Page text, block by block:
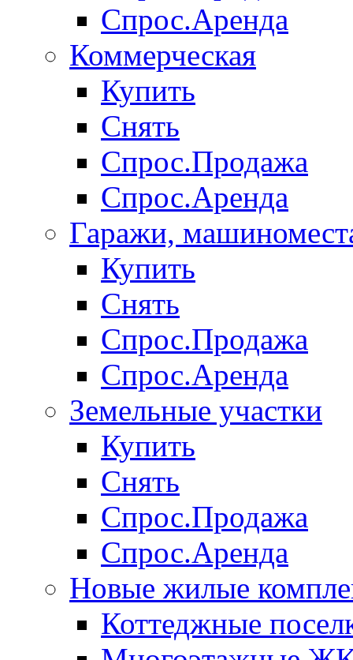
Спрос.Аренда
Коммерческая
Купить
Снять
Спрос.Продажа
Спрос.Аренда
Гаражи,
Купить
Снять
Спрос.Продажа
Спрос.Аренда
Земельные участки
Купить
Снять
Спрос.Продажа
Спрос.Аренда
Новые жилые
Коттеджные